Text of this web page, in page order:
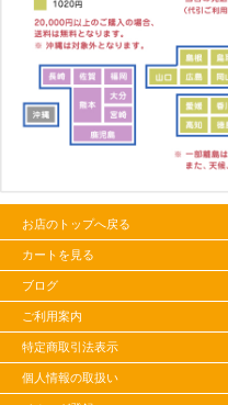
お店のトップへ戻る
カートを見る
ブログ
ご利用案内
特定商取引法表示
個人情報の取扱い